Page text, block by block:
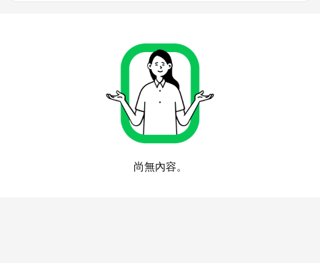
尚無內容。